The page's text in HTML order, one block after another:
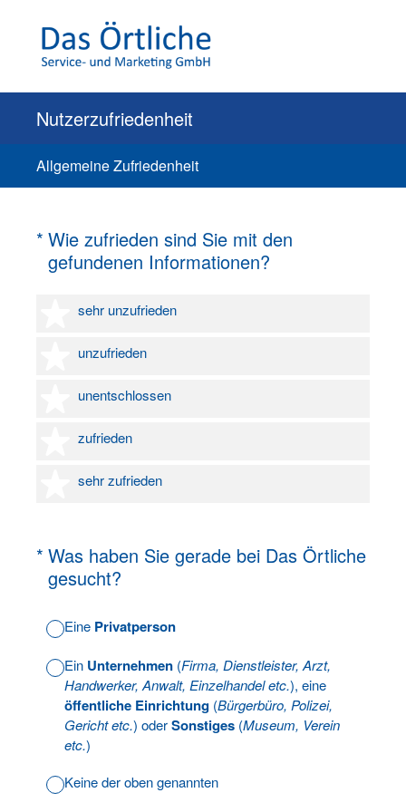
Nutzerzufriedenheit
Allgemeine Zufriedenheit
* Wie zufrieden sind Sie mit den
gefundenen Informationen?
(Erforderlich.)
sehr unzufrieden
1 Stern
unzufrieden
2 Sterne
unentschlossen
3 Sterne
zufrieden
4 Sterne
sehr zufrieden
5 Sterne
* Was haben Sie gerade bei Das Örtliche
gesucht?
(Erforderlich.)
Eine Privatperson
Ein Unternehmen (Firma, Dienstleister, Arzt,
Handwerker, Anwalt, Einzelhandel etc.), eine
öffentliche Einrichtung (Bürgerbüro, Polizei,
Gericht etc.) oderSonstiges (Museum, Verein
etc.)
Keine der oben genannten